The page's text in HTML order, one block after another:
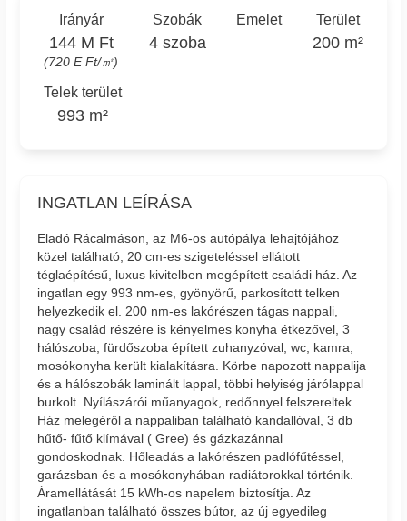
Irányár
144 M Ft
(720 E Ft/㎡)
Szobák
4 szoba
Emelet Terület
200 m²
Telek terület
993 m²
INGATLAN LEÍRÁSA
Eladó Rácalmáson, az M6-os autópálya lehajtójához
közel található, 20 cm-es szigeteléssel ellátott
téglaépítésű, luxus kivitelben megépített családi ház. Az
ingatlan egy 993 nm-es, gyönyörű, parkosított telken
helyezkedik el. 200 nm-es lakórészen tágas nappali,
nagy család részére is kényelmes konyha étkezővel, 3
hálószoba, fürdőszoba épített zuhanyzóval, wc, kamra,
mosókonyha került kialakításra. Körbe napozott nappalija
és a hálószobák laminált lappal, többi helyiség járólappal
burkolt. Nyílászárói műanyagok, redőnnyel felszereltek.
Ház melegéről a nappaliban található kandallóval, 3 db
hűtő- fűtő klímával ( Gree) és gázkazánnal
gondoskodnak. Hőleadás a lakórészen padlófűtéssel,
garázsban és a mosókonyhában radiátorokkal történik.
Áramellátását 15 kWh-os napelem biztosítja. Az
ingatlanban található összes bútor, az új egyedileg